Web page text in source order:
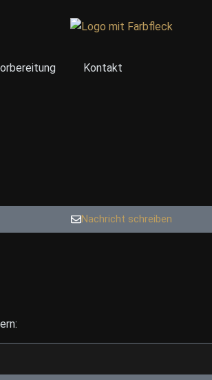
Kontakt
Nachricht schreiben